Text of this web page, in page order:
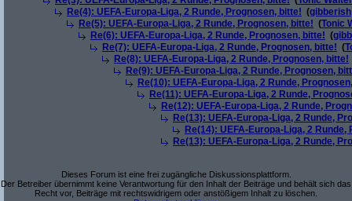
Re(4): UEFA-Europa-Liga, 2 Runde, Prognosen, bitte! (gibberish
Re(5): UEFA-Europa-Liga, 2 Runde, Prognosen, bitte! (Tonic
Re(6): UEFA-Europa-Liga, 2 Runde, Prognosen, bitte! (
Re(7): UEFA-Europa-Liga, 2 Runde, Prognosen, bitte! (
Re(8): UEFA-Europa-Liga, 2 Runde, Prognosen, bitte!
Re(9): UEFA-Europa-Liga, 2 Runde, Prognosen,
Re(10): UEFA-Europa-Liga, 2 Runde,
Re(11): UEFA-Europa-Liga, 2 Runde,
Re(12): UEFA-Europa-Liga, 2 Runde,
Re(13): UEFA-Europa-Liga, 2 Runde,
Re(14): UEFA-Europa-Liga, 2
Re(13): UEFA-Europa-Liga, 2 Runde,
Dieses Forum ist eine frei zugängliche Diskussionsplattform.
Der Betreiber übernimmt keine Verantwortung für den Inhalt der Beiträge und behält sich das
Recht vor, Beiträge mit rechtswidrigem oder anstößigem Inhalt zu löschen.